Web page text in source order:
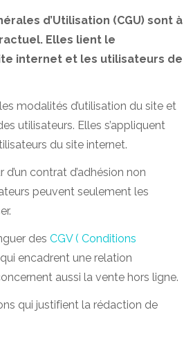
d’Utilisation (CGU) sont à
Elles lient le
internet et les utilisateurs de
modalités d’utilisation du site et
utilisateurs. Elles s’appliquent
du site internet.
contrat d’adhésion non
peuvent seulement les
des CGV ( Conditions
qui encadrent une relation
aussi la vente hors ligne.
qui justifient la rédaction de